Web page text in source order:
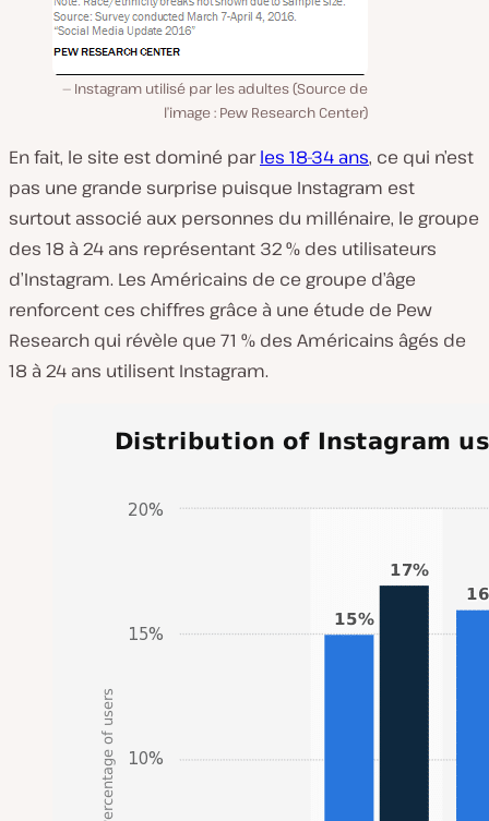
Instagram utilisé par les adultes (Source de
l’image : Pew Research Center)
En fait, le site est dominé parles 18-34 ans, ce qui n’est
pas une grande surprise puisque Instagram est
surtout associé aux personnes du millénaire, le groupe
des 18 à 24 ans représentant 32 % des utilisateurs
d’Instagram. Les Américains de ce groupe d’âge
renforcent ces chiffres grâce à une étude de Pew
Research qui révèle que 71 % des Américains âgés de
18 à 24 ans utilisent Instagram.